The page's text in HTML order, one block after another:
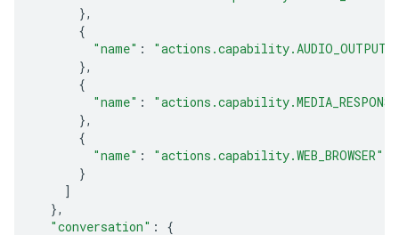
},
{
"name" :
"actions.capability.AUDIO_OUTPUT"
},
{
"name" :
},
{
"name" :
"actions.capability.WEB_BROWSER"
}
]
},
"conversation" : {